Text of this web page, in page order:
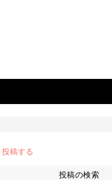
投稿する
投稿の検索